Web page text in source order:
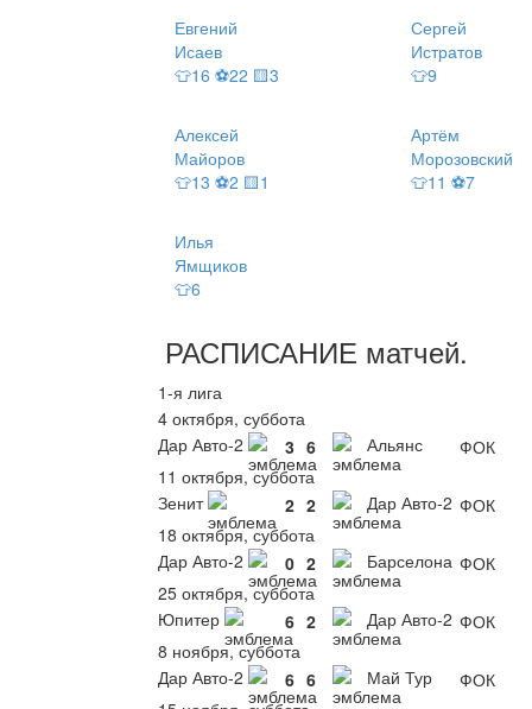
Евгений
Исаев
👕16 ⚽22 🟨3
Сергей
Истратов
👕9
Алексей
Майоров
👕13 ⚽2 🟨1
Артём
Морозовский
👕11 ⚽7
Илья
Ямщиков
👕6
РАСПИСАНИЕ матчей.
1-я лига
4 октября, суббота
Дар Авто-2
3 6 Альянс
ФОК
11 октября, суббота
Зенит
2 2 Дар Авто-2 ФОК
18 октября, суббота
Дар Авто-2
0 2 Барселона ФОК
25 октября, суббота
Юпитер
6 2 Дар Авто-2 ФОК
8 ноября, суббота
Дар Авто-2
6 6 Май Тур
ФОК